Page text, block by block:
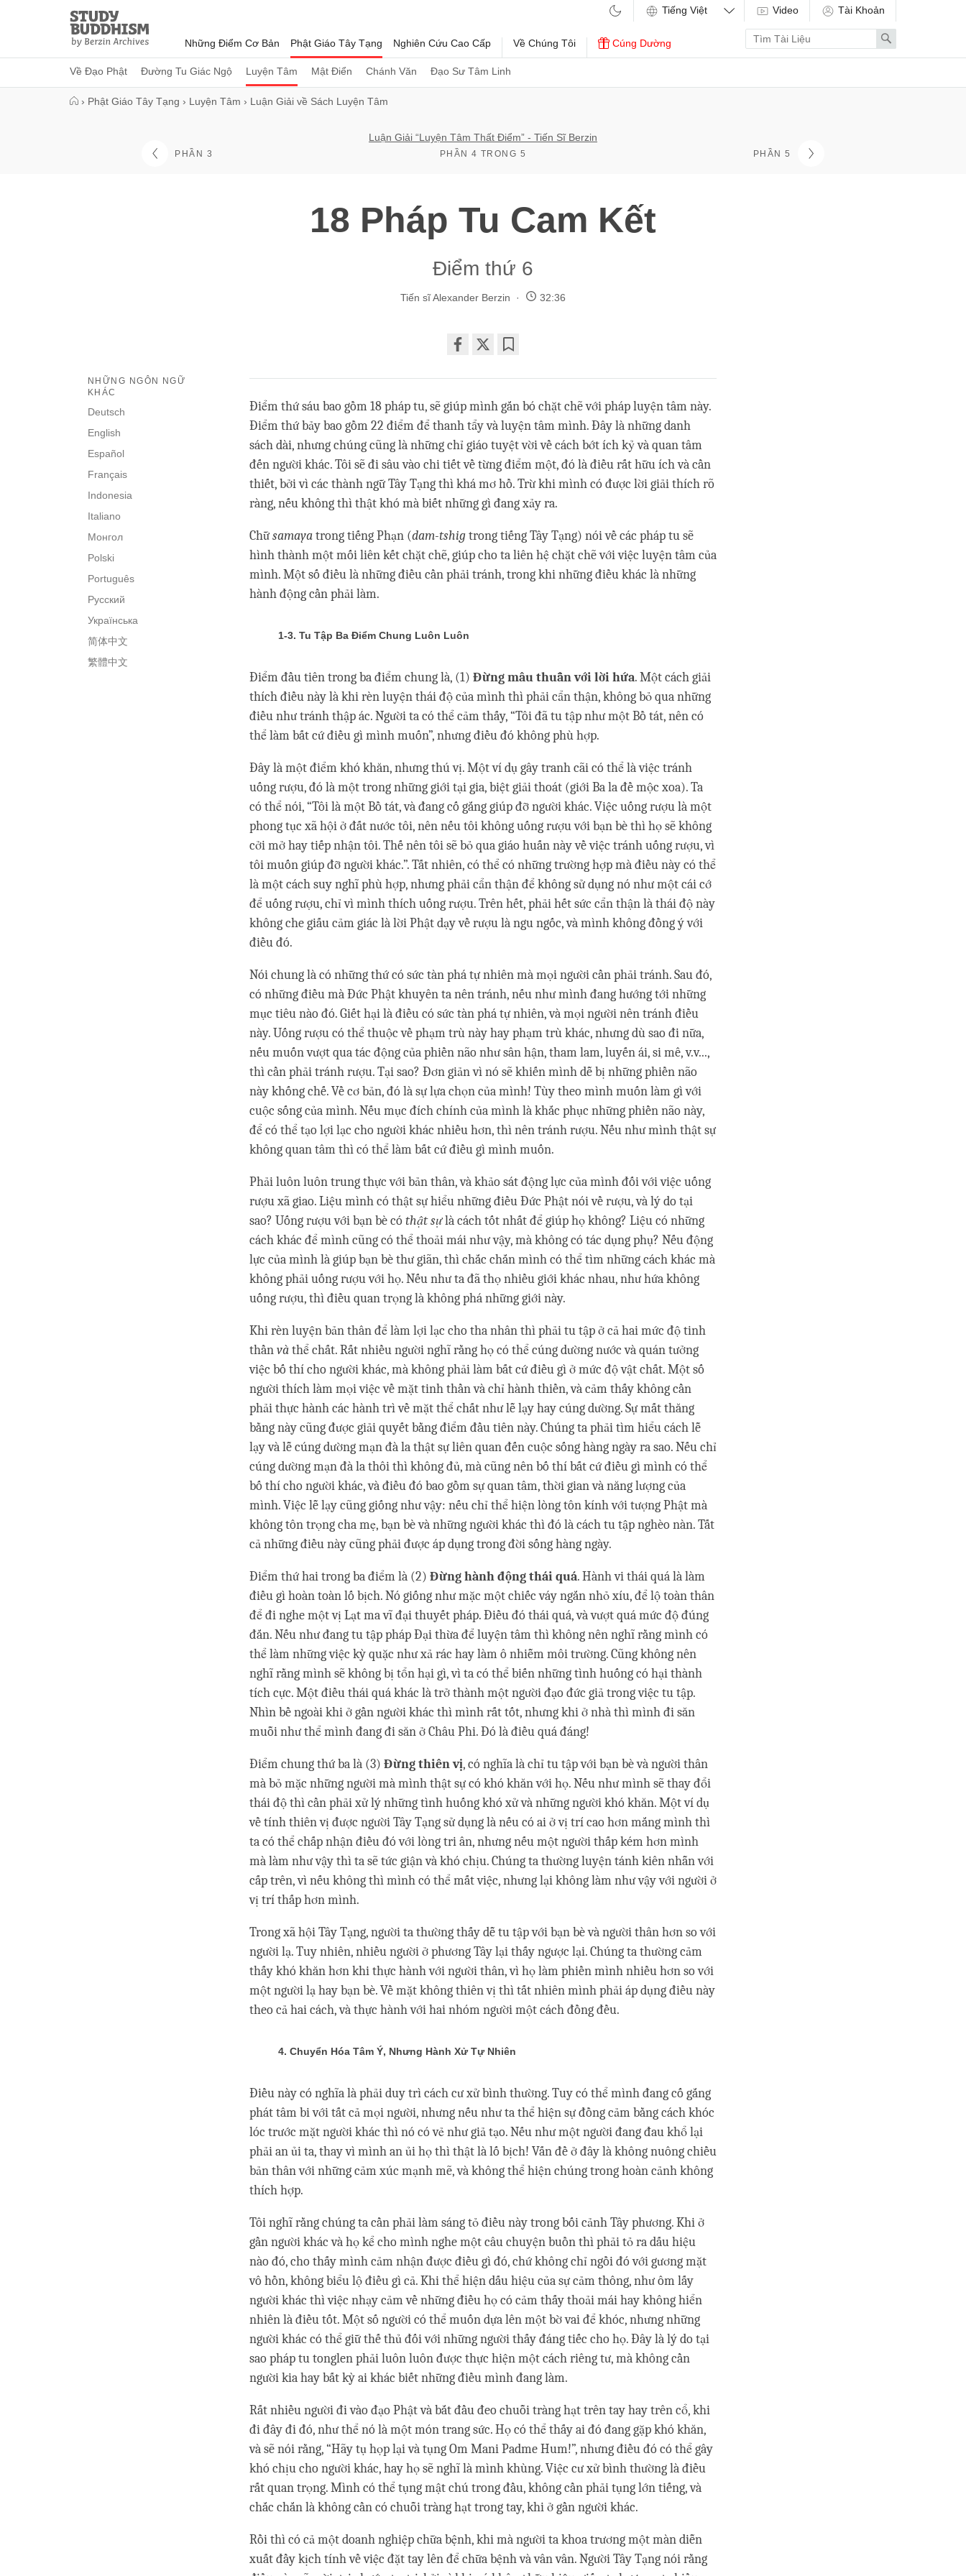
Study
Buddhism
Home
Những Điểm Cơ Bản Phật Giáo Tây Tạng
Về Đạo Phật Đường Tu Giác Ngộ Luyện Tâm Mật Điển Chánh Văn Đạo Sư Tâm Linh
Nghiên Cứu Cao Cấp Về Chúng Tôi Cúng Dường
Video Tài Khoản
Enter
search
term
Search
› Phật Giáo Tây Tạng › Luyện Tâm › Luận Giải về Sách Luyện Tâm
PHẦN 3
Luận Giải “Luyện Tâm Thất Điểm” - Tiến Sĩ Berzin
PHẦN 4 TRONG 5 PHẦN 5
18 Pháp Tu Cam Kết
Điểm thứ 6
Tiến sĩ Alexander Berzin 32:36
on
facebook
NHỮNG NGÔN NGỮ
KHÁC
Deutsch
English
Español
Français
Indonesia
Italiano
Монгол
Polski
Português
Русский
Українська
简体中文
繁體中文
Điểm thứ sáu bao gồm 18 pháp tu, sẽ giúp mình gắn bó chặt chẽ với pháp luyện tâm này.
Điểm thứ bảy bao gồm 22 điểm để thanh tẩy và luyện tâm mình. Đây là những danh
sách dài, nhưng chúng cũng là những chỉ giáo tuyệt vời về cách bớt ích kỷ và quan tâm
đến người khác. Tôi sẽ đi sâu vào chi tiết về từng điểm một, đó là điều rất hữu ích và cần
thiết, bởi vì các thành ngữ Tây Tạng thì khá mơ hồ. Trừ khi mình có được lời giải thích rõ
ràng, nếu không thì thật khó mà biết những gì đang xảy ra.
Chữsamayatrong tiếng Phạn (dam-tshigtrong tiếng Tây Tạng) nói về các pháp tu sẽ
hình thành một mối liên kết chặt chẽ, giúp cho ta liên hệ chặt chẽ với việc luyện tâm của
mình. Một số điều là những điều cần phải tránh, trong khi những điều khác là những
hành động cần phải làm.
1-3. Tu Tập Ba Điểm Chung Luôn Luôn
Điểm đầu tiên trong ba điểm chung là, (1) Đừng mâu thuẫn với lời hứa. Một cách giải
thích điều này là khi rèn luyện thái độ của mình thì phải cẩn thận, không bỏ qua những
điều như tránh thập ác. Người ta có thể cảm thấy, “Tôi đã tu tập như một Bồ tát, nên có
thể làm bất cứ điều gì mình muốn”, nhưng điều đó không phù hợp.
Đây là một điểm khó khăn, nhưng thú vị. Một ví dụ gây tranh cãi có thể là việc tránh
uống rượu, đó là một trong những giới tại gia, biệt giải thoát (giới Ba la đề mộc xoa). Ta
có thể nói, “Tôi là một Bồ tát, và đang cố gắng giúp đỡ người khác. Việc uống rượu là một
phong tục xã hội ở đất nước tôi, nên nếu tôi không uống rượu với bạn bè thì họ sẽ không
cởi mở hay tiếp nhận tôi. Thế nên tôi sẽ bỏ qua giáo huấn này về việc tránh uống rượu, vì
tôi muốn giúp đỡ người khác.”. Tất nhiên, có thể có những trường hợp mà điều này có thể
là một cách suy nghĩ phù hợp, nhưng phải cẩn thận để không sử dụng nó như một cái cớ
để uống rượu, chỉ vì mình thích uống rượu. Trên hết, phải hết sức cẩn thận là thái độ này
không che giấu cảm giác là lời Phật dạy về rượu là ngu ngốc, và mình không đồng ý với
điều đó.
Nói chung là có những thứ có sức tàn phá tự nhiên mà mọi người cần phải tránh. Sau đó,
có những điều mà Đức Phật khuyên ta nên tránh, nếu như mình đang hướng tới những
mục tiêu nào đó. Giết hại là điều có sức tàn phá tự nhiên, và mọi người nên tránh điều
này. Uống rượu có thể thuộc về phạm trù này hay phạm trù khác, nhưng dù sao đi nữa,
nếu muốn vượt qua tác động của phiền não như sân hận, tham lam, luyến ái, si mê, v.v...,
thì cần phải tránh rượu. Tại sao? Đơn giản vì nó sẽ khiến mình dễ bị những phiền não
này khống chế. Về cơ bản, đó là sự lựa chọn của mình! Tùy theo mình muốn làm gì với
cuộc sống của mình. Nếu mục đích chính của mình là khắc phục những phiền não này,
để có thể tạo lợi lạc cho người khác nhiều hơn, thì nên tránh rượu. Nếu như mình thật sự
không quan tâm thì có thể làm bất cứ điều gì mình muốn.
Phải luôn luôn trung thực với bản thân, và khảo sát động lực của mình đối với việc uống
rượu xã giao. Liệu mình có thật sự hiểu những điều Đức Phật nói về rượu, và lý do tại
sao? Uống rượu với bạn bè cóthật sựlà cách tốt nhất để giúp họ không? Liệu có những
cách khác để mình cũng có thể thoải mái như vậy, mà không có tác dụng phụ? Nếu động
lực của mình là giúp bạn bè thư giãn, thì chắc chắn mình có thể tìm những cách khác mà
không phải uống rượu với họ. Nếu như ta đã thọ nhiều giới khác nhau, như hứa không
uống rượu, thì điều quan trọng là không phá những giới này.
Khi rèn luyện bản thân để làm lợi lạc cho tha nhân thì phải tu tập ở cả hai mức độ tinh
thầnvàthể chất. Rất nhiều người nghĩ rằng họ có thể cúng dường nước và quán tưởng
việc bố thí cho người khác, mà không phải làm bất cứ điều gì ở mức độ vật chất. Một số
người thích làm mọi việc về mặt tinh thần và chỉ hành thiền, và cảm thấy không cần
phải thực hành các hành trì về mặt thể chất như lễ lạy hay cúng dường. Sự mất thăng
bằng này cũng được giải quyết bằng điểm đầu tiên này. Chúng ta phải tìm hiểu cách lễ
lạy và lễ cúng dường mạn đà la thật sự liên quan đến cuộc sống hàng ngày ra sao. Nếu chỉ
cúng dường mạn đà la thôi thì không đủ, mà cũng nên bố thí bất cứ điều gì mình có thể
bố thí cho người khác, và điều đó bao gồm sự quan tâm, thời gian và năng lượng của
mình. Việc lễ lạy cũng giống như vậy: nếu chỉ thể hiện lòng tôn kính với tượng Phật mà
không tôn trọng cha mẹ, bạn bè và những người khác thì đó là cách tu tập nghèo nàn. Tất
cả những điều này cũng phải được áp dụng trong đời sống hàng ngày.
Điểm thứ hai trong ba điểm là (2) Đừng hành động thái quá. Hành vi thái quá là làm
điều gì hoàn toàn lố bịch. Nó giống như mặc một chiếc váy ngắn nhỏ xíu, để lộ toàn thân
để đi nghe một vị Lạt ma vĩ đại thuyết pháp. Điều đó thái quá, và vượt quá mức độ đúng
đắn. Nếu như đang tu tập pháp Đại thừa để luyện tâm thì không nên nghĩ rằng mình có
thể làm những việc kỳ quặc như xả rác hay làm ô nhiễm môi trường. Cũng không nên
nghĩ rằng mình sẽ không bị tổn hại gì, vì ta có thể biến những tình huống có hại thành
tích cực. Một điều thái quá khác là trở thành một người đạo đức giả trong việc tu tập.
Nhìn bề ngoài khi ở gần người khác thì mình rất tốt, nhưng khi ở nhà thì mình đi săn
muỗi như thể mình đang đi săn ở Châu Phi. Đó là điều quá đáng!
Điểm chung thứ ba là (3) Đừng thiên vị, có nghĩa là chỉ tu tập với bạn bè và người thân
mà bỏ mặc những người mà mình thật sự có khó khăn với họ. Nếu như mình sẽ thay đổi
thái độ thì cần phải xử lý những tình huống khó xử và những người khó khăn. Một ví dụ
về tính thiên vị được người Tây Tạng sử dụng là nếu có ai ở vị trí cao hơn mắng mình thì
ta có thể chấp nhận điều đó với lòng tri ân, nhưng nếu một người thấp kém hơn mình
mà làm như vậy thì ta sẽ tức giận và khó chịu. Chúng ta thường luyện tánh kiên nhẫn với
cấp trên, vì nếu không thì mình có thể mất việc, nhưng lại không làm như vậy với người ở
vị trí thấp hơn mình.
Trong xã hội Tây Tạng, người ta thường thấy dễ tu tập với bạn bè và người thân hơn so với
người lạ. Tuy nhiên, nhiều người ở phương Tây lại thấy ngược lại. Chúng ta thường cảm
thấy khó khăn hơn khi thực hành với người thân, vì họ làm phiền mình nhiều hơn so với
một người lạ hay bạn bè. Về mặt không thiên vị thì tất nhiên mình phải áp dụng điều này
theo cả hai cách, và thực hành với hai nhóm người một cách đồng đều.
4. Chuyển Hóa Tâm Ý, Nhưng Hành Xử Tự Nhiên
Điều này có nghĩa là phải duy trì cách cư xử bình thường. Tuy có thể mình đang cố gắng
phát tâm bi với tất cả mọi người, nhưng nếu như ta thể hiện sự đồng cảm bằng cách khóc
lóc trước mặt người khác thì nó có vẻ như giả tạo. Nếu như một người đang đau khổ lại
phải an ủi ta, thay vì mình an ủi họ thì thật là lố bịch! Vấn đề ở đây là không nuông chiều
bản thân với những cảm xúc mạnh mẽ, và không thể hiện chúng trong hoàn cảnh không
thích hợp.
Tôi nghĩ rằng chúng ta cần phải làm sáng tỏ điều này trong bối cảnh Tây phương. Khi ở
gần người khác và họ kể cho mình nghe một câu chuyện buồn thì phải tỏ ra dấu hiệu
nào đó, cho thấy mình cảm nhận được điều gì đó, chứ không chỉ ngồi đó với gương mặt
vô hồn, không biểu lộ điều gì cả. Khi thể hiện dấu hiệu của sự cảm thông, như ôm lấy
người khác thì việc nhạy cảm về những điều họ có cảm thấy thoải mái hay không hiển
nhiên là điều tốt. Một số người có thể muốn dựa lên một bờ vai để khóc, nhưng những
người khác có thể giữ thế thủ đối với những người thấy đáng tiếc cho họ. Đây là lý do tại
sao pháp tu tonglen phải luôn luôn được thực hiện một cách riêng tư, mà không cần
người kia hay bất kỳ ai khác biết những điều mình đang làm.
Rất nhiều người đi vào đạo Phật và bắt đầu đeo chuỗi tràng hạt trên tay hay trên cổ, khi
đi đây đi đó, như thể nó là một món trang sức. Họ có thể thấy ai đó đang gặp khó khăn,
và sẽ nói rằng, “Hãy tụ họp lại và tụng Om Mani Padme Hum!”, nhưng điều đó có thể gây
khó chịu cho người khác, hay họ sẽ nghĩ là mình khùng. Việc cư xử bình thường là điều
rất quan trọng. Mình có thể tụng mật chú trong đầu, không cần phải tụng lớn tiếng, và
chắc chắn là không cần có chuỗi tràng hạt trong tay, khi ở gần người khác.
Rồi thì có cả một doanh nghiệp chữa bệnh, khi mà người ta khoa trương một màn diễn
xuất đầy kịch tính về việc đặt tay lên để chữa bệnh và vân vân. Người Tây Tạng nói rằng